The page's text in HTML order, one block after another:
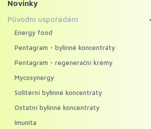
Novinky
Původní uspořádání
Energy food
Pentagram - bylinné koncentráty
Pentagram - regenerační krémy
Mycosynergy
Solitérní bylinné koncentráty
Ostatní bylinné koncentráty
Imunita